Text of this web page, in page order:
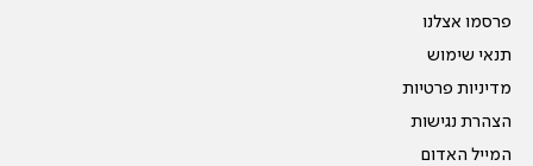
פרסמו אצלנו
תנאי שימוש
מדיניות פרטיות
הצהרת נגישות
המייל האדום